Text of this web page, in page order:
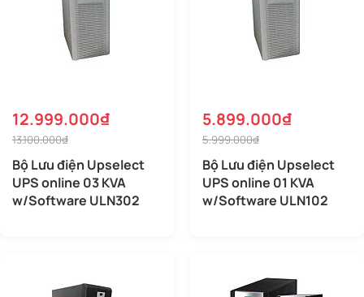
12.999.000₫
13.100.000₫
Bộ Lưu điện Upselect
UPS online 03 KVA
w/Software ULN302
5.899.000₫
5.999.000₫
Bộ Lưu điện Upselect
UPS online 01 KVA
w/Software ULN102